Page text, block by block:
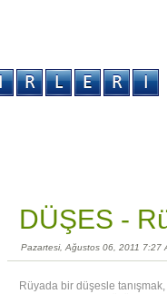
DÜŞES -
Pazartesi, Ağustos 06, 2011 7:27
Rüyada bir düşesle